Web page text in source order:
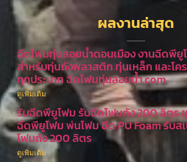
ผลงานล่าสุด
ฉีดโฟมทุ่นลอยน้ำดอนเมือง งานฉีดพี
สำหรับทุ่นถังพลาสติก ทุ่นเหล็ก และโค
ทุกประเภท ฉีดโฟมทุ่นลอยน้ำ.com
ดูเพิ่มเติม
รับฉีดพียูโฟม รับฉีดโฟมถัง 200 ลิตร
ฉีดพียูโฟม พ่นโฟม ฉีด PU Foam รับส
โฟมถัง 200 ลิตร
ดูเพิ่มเติม